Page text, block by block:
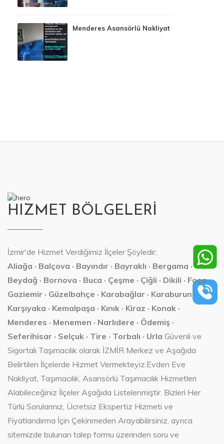
Menderes Asansörlü Nakliyat
HIZMET BÖLGELERİ
İzmir'de Hizmet Verdiğimiz İlçeler Şöyledir;
Aliağa · Balçova · Bayındır · Bayraklı · Bergama ·
Beydağ · Bornova · Buca · Çeşme · Çiğli · Dikili · Foça ·
Gaziemir · Güzelbahçe · Karabağlar · Karaburun ·
Karşıyaka · Kemalpaşa · Kınık · Kiraz · Konak ·
Menderes · Menemen · Narlıdere · Ödemiş ·
Seferihisar · Selçuk · Tire · Torbalı · Urla Güvenli ve
Sigortalı Taşımacılık olarak İZMİR Merkez ve Aşağıda
Belirtilen İlçelerde Hizmet Vermekteyiz.Evden Eve
Nakliyat, Taşımacılık, Asansörlü Taşımacılık Hizmetleri
Alabileceğiniz İlçeler Aşağıda Listelenmiştir. Bizleri Her
Türlü Sorularınız, Ücretsiz Ekspertiz Hizmeti ve
Fiyatlandırma İçin Çekinmeden Arayabilirsiniz, ayrıca
sitemizde bulunan talep formu üzerinden soru ve